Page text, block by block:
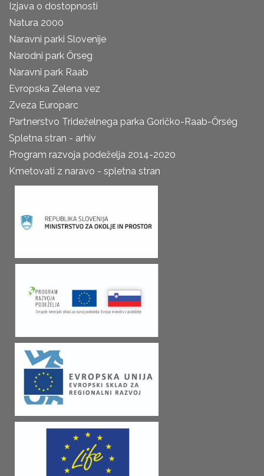
Izjava o dostopnosti
Natura 2000
Naravni parki Slovenije
Narodni park Őrseg
Naravni park Raab
Evropska Zelena vez
Zveza Europarc
Partnerstvo Trideželnega parka Goričko-Raab-Őrség
Spletna stran - arhiv
Program razvoja podeželja 2014-2020
Kmetovati z naravo - spletna stran